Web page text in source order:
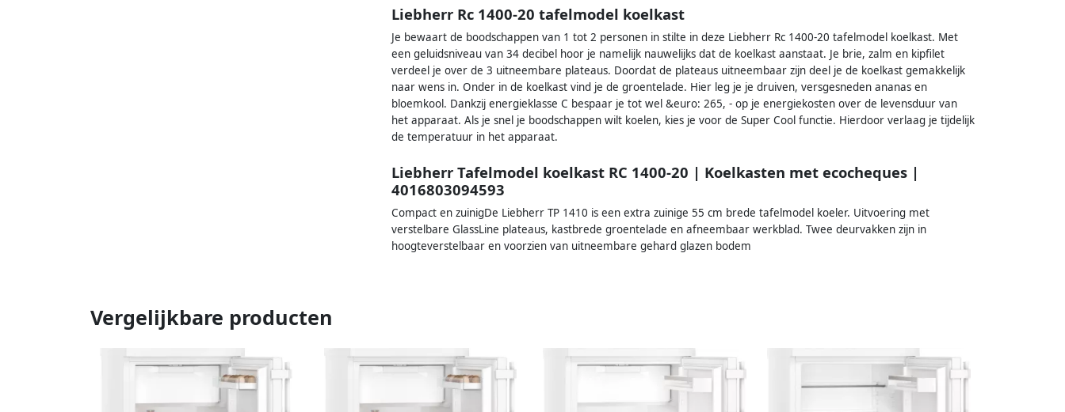
Liebherr Rc 1400-20 tafelmodel koelkast
Je bewaart de boodschappen van 1 tot 2 personen in stilte in deze Liebherr Rc 1400-20 tafelmodel koelkast. Met
een geluidsniveau van 34 decibel hoor je namelijk nauwelijks dat de koelkast aanstaat. Je brie, zalm en kipfilet
verdeel je over de 3 uitneembare plateaus. Doordat de plateaus uitneembaar zijn deel je de koelkast gemakkelijk
naar wens in. Onder in de koelkast vind je de groentelade. Hier leg je je druiven, versgesneden ananas en
bloemkool. Dankzij energieklasse C bespaar je tot wel &euro: 265, - op je energiekosten over de levensduur van
het apparaat. Als je snel je boodschappen wilt koelen, kies je voor de Super Cool functie. Hierdoor verlaag je tijdelijk
de temperatuur in het apparaat.
Liebherr Tafelmodel koelkast RC 1400-20 | Koelkasten met ecocheques |
4016803094593
Compact en zuinigDe Liebherr TP 1410 is een extra zuinige 55 cm brede tafelmodel koeler. Uitvoering met
verstelbare GlassLine plateaus, kastbrede groentelade en afneembaar werkblad. Twee deurvakken zijn in
hoogteverstelbaar en voorzien van uitneembare gehard glazen bodem
Vergelijkbare producten